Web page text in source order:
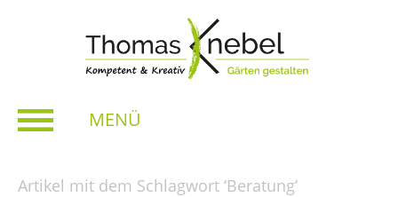
MENÜ
Artikel mit dem Schlagwort ‘Beratung’